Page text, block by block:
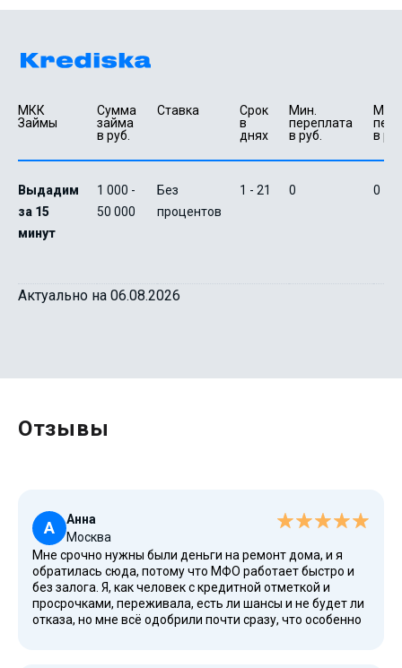
МКК
Займы
Сумма
займа
в руб.
Ставка
Срок
в
днях
Мин.
переплата
в руб.
в
Выдадим
за 15
минут
1 000 -
50 000
Без
процентов
1 - 21 0 0
Актуально на 06.08.2026
Отзывы
А
Анна
Москва
Мне срочно нужны были деньги на ремонт дома, и я
обратилась сюда, потому что МФО работает быстро и
без залога. Я, как человек с кредитной отметкой и
просрочками, переживала, есть ли шансы и не будет ли
отказа, но мне всё одобрили почти сразу, что особенно